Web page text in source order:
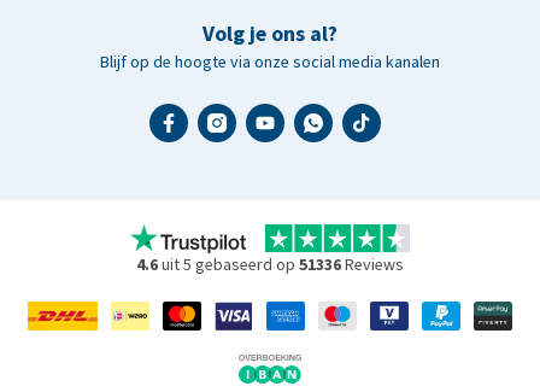
klantenservice
Volg je ons al?
Blijf op de hoogte via onze social media kanalen
4.6uit 5 gebaseerd op 51336Reviews